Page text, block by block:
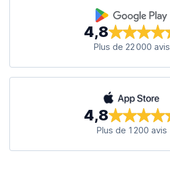
4,8
Plus de 22 000 avis
4,8
Plus de 1 200 avis